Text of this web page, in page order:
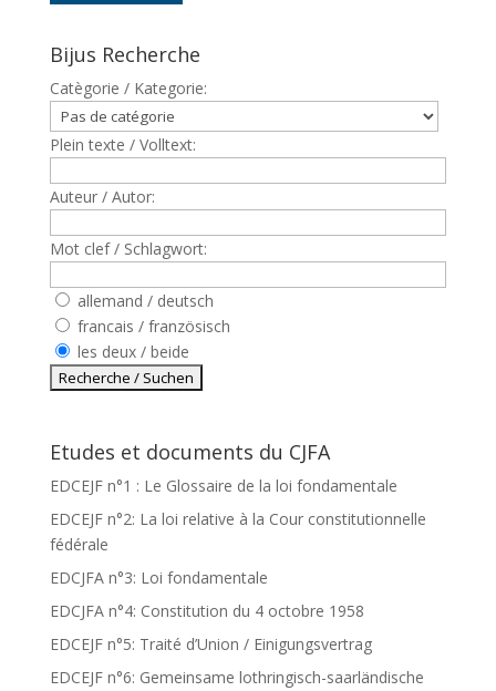
Bijus Recherche
Catègorie / Kategorie:
Plein texte / Volltext:
Auteur / Autor:
Mot clef / Schlagwort:
allemand / deutsch
francais / französisch
les deux / beide
Etudes et documents du CJFA
EDCEJF n°1 : Le Glossaire de la loi fondamentale
EDCEJF n°2: La loi relative à la Cour constitutionnelle
fédérale
EDCJFA n°3: Loi fondamentale
EDCJFA n°4: Constitution du 4 octobre 1958
EDCEJF n°5: Traité d’Union / Einigungsvertrag
EDCEJF n°6: Gemeinsame lothringisch-saarländische